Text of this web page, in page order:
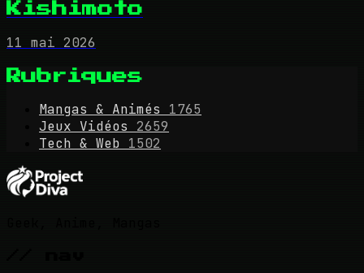
Kishimoto
11 mai 2026
Rubriques
Mangas & Animés
1765
Jeux Vidéos
2659
Tech & Web 1502